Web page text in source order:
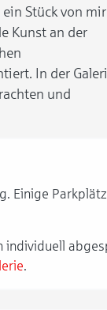
Stück von
Kunst an der
In der
und
Einige
.